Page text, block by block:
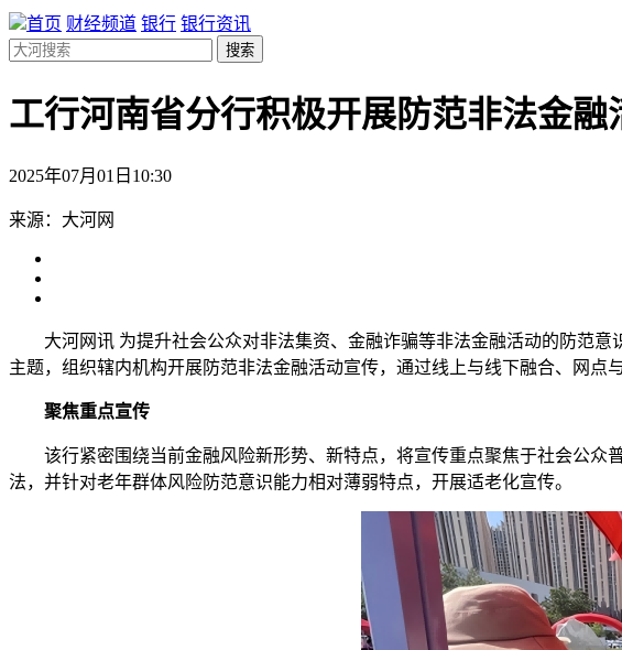
首页 财经频道 银行 银行资讯
搜索
工行河南省分行积极开展防范非法金融
2025年07月01日10:30
来源：大河网
大河网讯 为提升社会公众对非法集资、金融诈骗等非法金融活动的防范
主题，组织辖内机构开展防范非法金融活动宣传，通过线上与线下融合、网
聚焦重点宣传
该行紧密围绕当前金融风险新形势、新特点，将宣传重点聚焦于社会公
法，并针对老年群体风险防范意识能力相对薄弱特点，开展适老化宣传。